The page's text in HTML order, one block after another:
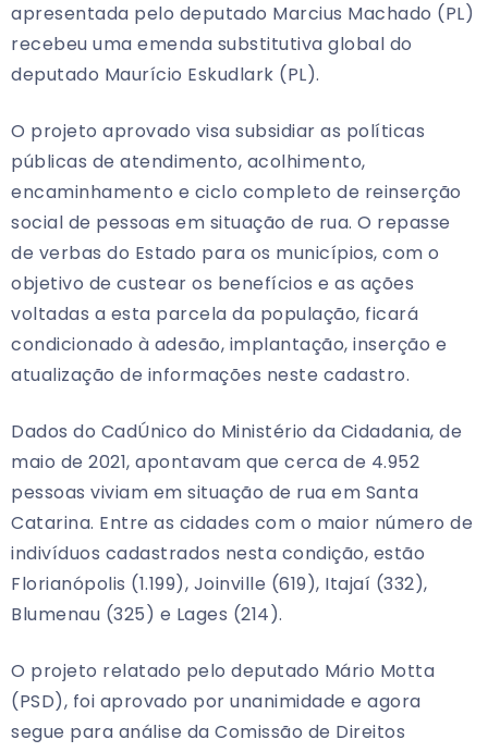
apresentada pelo deputado Marcius Machado (PL)
recebeu uma emenda substitutiva global do
deputado Maurício Eskudlark (PL).
O projeto aprovado visa subsidiar as políticas
públicas de atendimento, acolhimento,
encaminhamento e ciclo completo de reinserção
social de pessoas em situação de rua. O repasse
de verbas do Estado para os municípios, com o
objetivo de custear os benefícios e as ações
voltadas a esta parcela da população, ficará
condicionado à adesão, implantação, inserção e
atualização de informações neste cadastro.
Dados do CadÚnico do Ministério da Cidadania, de
maio de 2021, apontavam que cerca de 4.952
pessoas viviam em situação de rua em Santa
Catarina. Entre as cidades com o maior número de
indivíduos cadastrados nesta condição, estão
Florianópolis (1.199), Joinville (619), Itajaí (332),
Blumenau (325) e Lages (214).
O projeto relatado pelo deputado Mário Motta
(PSD), foi aprovado por unanimidade e agora
segue para análise da Comissão de Direitos